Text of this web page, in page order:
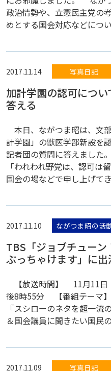
政治情勢や、立憲民主党の
めとする国会対応などにつ
2017.11.14 写真日記
加計学園の認可につ
答える
本日、ながつま昭は、文
計学園」の獣医学部新設を
記者団の質問に答えました
「われわれ野党は、認可は
国会の場などで申し上げて
2017.11.10 ながつま昭の活
TBS「ジョブチューン
ぶっちゃけます」に
【放送時間】 11月11日
後8時55分 【番組テーマ
『スシローのネタを超一流
＆国会議員に聞きたい国民
2017.11.09 写真日記